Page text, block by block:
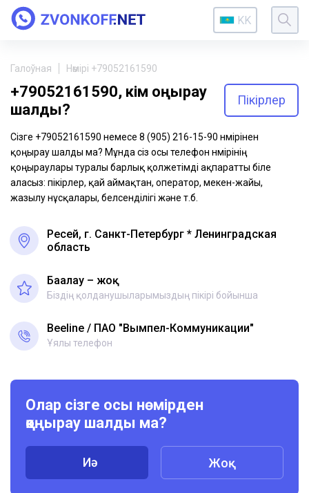
KK
Галоўная Нөмірі +79052161590
+79052161590, кім қоңырау
шалды?
Пікірлер
Сізге +79052161590 немесе 8 (905) 216-15-90 нөмірінен
қоңырау шалды ма? Мұнда сіз осы телефон нөмірінің
қоңыраулары туралы барлық қолжетімді ақпаратты біле
аласыз: пікірлер, қай аймақтан, оператор, мекен-жайы,
жазылу нұсқалары, белсенділігі және т.б.
Ресей, г. Санкт-Петербург * Ленинградская
область
Бағалау – жоқ
Біздің қолданушыларымыздың пікірі бойынша
Beeline ПАО "Вымпел-Коммуникации"
Ұялы телефон
Олар сізге осы нөмірден
қоңырау шалды ма?
Иә Жоқ